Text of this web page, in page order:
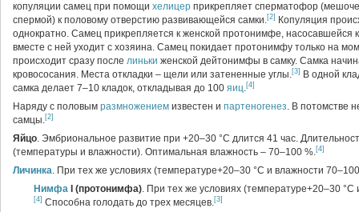
копуляции самец при помощи хелицер прикрепляет сперматофор
спермой) к половому отверстию развивающейся самки.[2]
Копуляция
однократно. Самец прикрепляется к женской протонимфе, насосавшейся
вместе с ней уходит с хозяина. Самец покидает протонимфу только на
происходит сразу после линьки женской дейтонимфы в самку. Самка
кровососания. Места откладки – щели или затененные углы.[3]
В одной
самка делает 7–10 кладок, откладывая до 100 яиц.[4]
Наряду с половым размножением известен и партеногенез. В потомстве
самцы.[2]
Яйцо. Эмбриональное развитие при +20–30 °C длится 41 час.
(температуры и влажности). Оптимальная влажность – 70–100 %.[4]
Личинка. При тех же условиях (температуре+20–30 °C и влажности
Нимфа
I (протонимфа). При тех же условиях (температуре+20–30
[4] Способна голодать до трех месяцев.[3]